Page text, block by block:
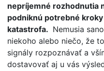
nepríjemné rozhodnutia
podniknú potrebné
katastrofa. Nemusia
niekoho alebo niečo, že
signály rozpoznávať a
dostavovať aj u vás